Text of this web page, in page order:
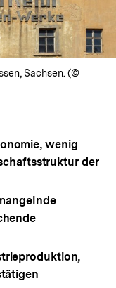
Sachsen. (©
wenig
der